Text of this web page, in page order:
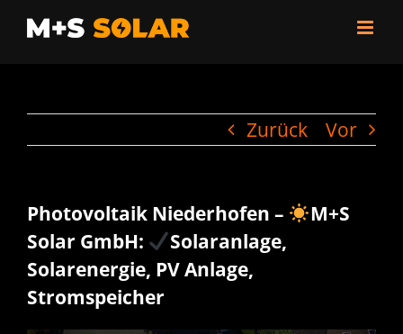
Zum
Inhalt
Zurück Vor
Photovoltaik Niederhofen –
M+S
Solar GmbH:
Solaranlage,
Solarenergie, PV Anlage,
Stromspeicher